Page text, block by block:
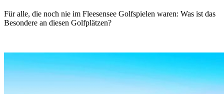
Für alle, die noch nie im Fleesensee Golfspielen waren: Was ist das
Besondere an diesen Golfplätzen?